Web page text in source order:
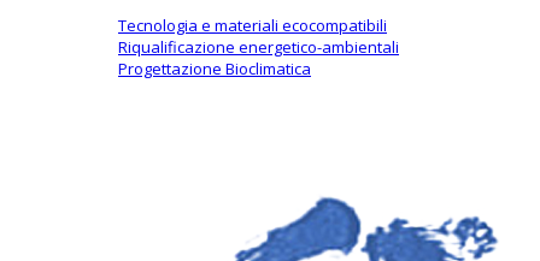
Tecnologia e materiali ecocompatibili
Riqualificazione energetico-ambientali
Progettazione Bioclimatica